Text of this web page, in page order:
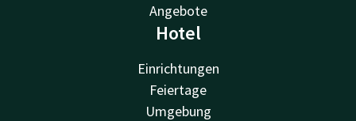
Angebote
Hotel
Einrichtungen
Feiertage
Umgebung